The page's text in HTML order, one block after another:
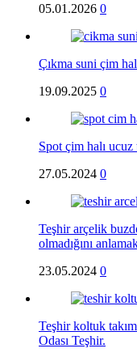
05.01.2026 0
Çıkma suni çim
19.09.2025 0
Spot çim halı
27.05.2024 0
Teşhir arçelik
olmadığını
23.05.2024 0
Teşhir koltuk
Odası Teşhir.